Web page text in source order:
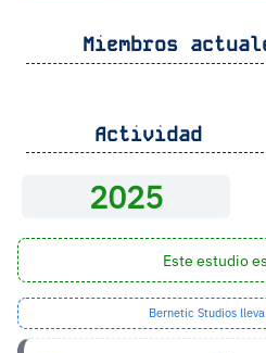
Miembros
Actividad
2025
Este estudio
Bernetic Studios lleva